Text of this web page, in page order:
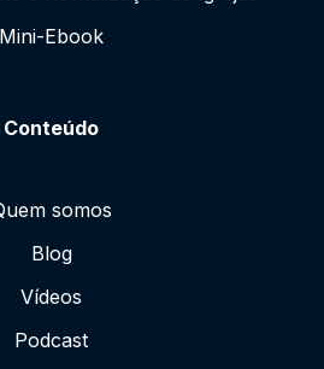
Mini-Ebook
Conteúdo
somos
Blog
Vídeos
Podcast